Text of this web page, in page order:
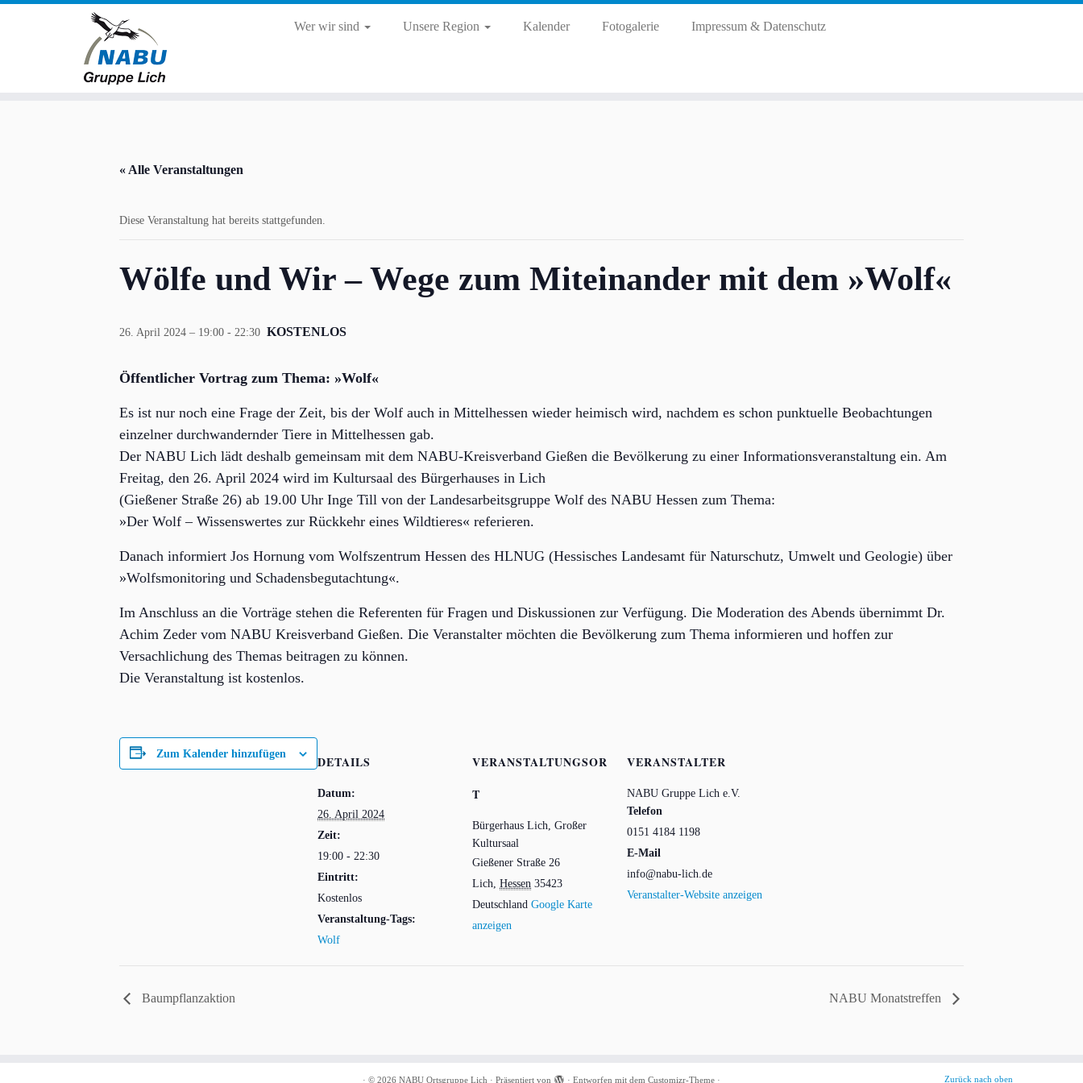
Wer wir sind Unsere Region Kalender Fotogalerie Impressum & Datenschutz
« Alle Veranstaltungen
Diese Veranstaltung hat bereits stattgefunden.
Wölfe und Wir – Wege zum Miteinander mit dem »Wolf«
26. April 2024 – 19:00 - 22:30 KOSTENLOS
Öffentlicher Vortrag zum Thema: »Wolf«
Es ist nur noch eine Frage der Zeit, bis der Wolf auch in Mittelhessen wieder heimisch wird, nachdem es schon punktuelle Beobachtungen
einzelner durchwandernder Tiere in Mittelhessen gab.
Der NABU Lich lädt deshalb gemeinsam mit dem NABU-Kreisverband Gießen die Bevölkerung zu einer Informationsveranstaltung ein. Am
Freitag, den 26. April 2024 wird im Kultursaal des Bürgerhauses in Lich
(Gießener Straße 26) ab 19.00 Uhr Inge Till von der Landesarbeitsgruppe Wolf des NABU Hessen zum Thema:
»Der Wolf – Wissenswertes zur Rückkehr eines Wildtieres« referieren.
Danach informiert Jos Hornung vom Wolfszentrum Hessen des HLNUG (Hessisches Landesamt für Naturschutz, Umwelt und Geologie) über
»Wolfsmonitoring und Schadensbegutachtung«.
Im Anschluss an die Vorträge stehen die Referenten für Fragen und Diskussionen zur Verfügung. Die Moderation des Abends übernimmt Dr.
Achim Zeder vom NABU Kreisverband Gießen. Die Veranstalter möchten die Bevölkerung zum Thema informieren und hoffen zur
Versachlichung des Themas beitragen zu können.
Die Veranstaltung ist kostenlos.
Zum Kalender hinzufügen DETAILS
Datum:
26. April 2024
Zeit:
19:00 - 22:30
Eintritt:
Kostenlos
Veranstaltung-Tags:
Wolf
VERANSTALTUNGSOR
T
Bürgerhaus Lich, Großer
Kultursaal
Gießener Straße 26
Lich, Hessen 35423
Deutschland Google Karte
anzeigen
VERANSTALTER
NABU Gruppe Lich e.V.
Telefon
0151 4184 1198
E-Mail
info@nabu-lich.de
Veranstalter-Website anzeigen
Baumpflanzaktion NABU Monatstreffen
· © 2026 NABU Ortsgruppe Lich · Präsentiert von · Entworfen mit dem Customizr-Theme · Zurück nach oben